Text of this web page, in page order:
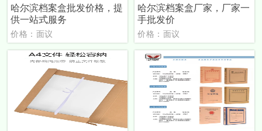
哈尔滨档案盒批发价格，提
供一站式服务
价格：面议
哈尔滨档案盒厂家，厂家一
手批发价
价格：面议